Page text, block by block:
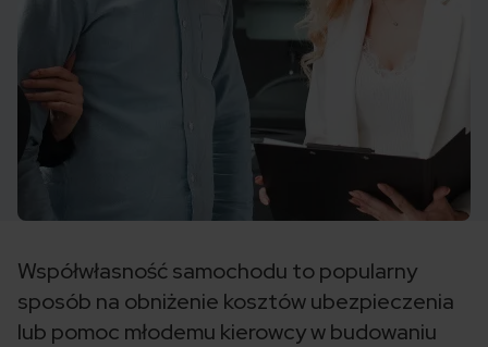
Współwłasność samochodu to popularny
sposób na obniżenie kosztów ubezpieczenia
lub pomoc młodemu kierowcy w budowaniu